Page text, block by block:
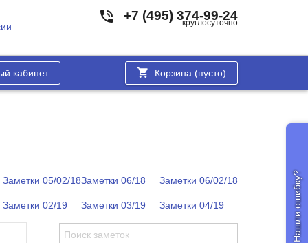
+7 (495) 374-99-24
круглосуточно
кабинет Корзина (пусто)
Заметки 05/02/18Заметки 06/18 Заметки 06/02/18
Заметки 02/19 Заметки 03/19 Заметки 04/19 Нашли ошибку?